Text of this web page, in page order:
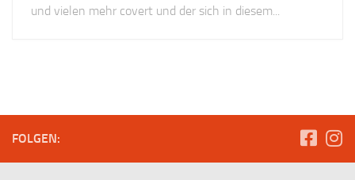
und vielen mehr covert und der sich in diesem...
FOLGEN: